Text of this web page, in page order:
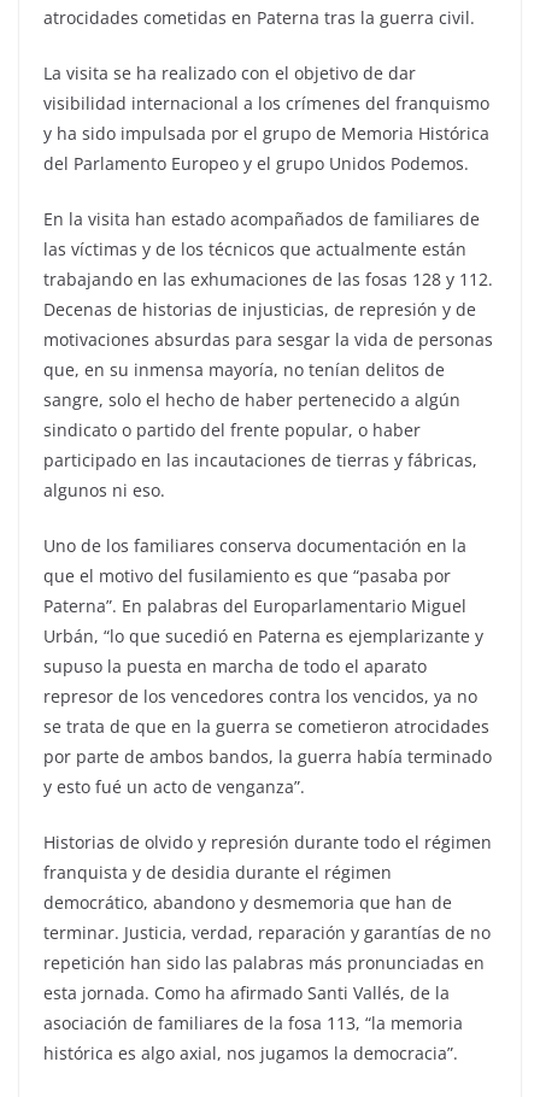
atrocidades cometidas en Paterna tras la guerra civil.
La visita se ha realizado con el objetivo de dar
visibilidad internacional a los crímenes del franquismo
y ha sido impulsada por el grupo de Memoria Histórica
del Parlamento Europeo y el grupo Unidos Podemos.
En la visita han estado acompañados de familiares de
las víctimas y de los técnicos que actualmente están
trabajando en las exhumaciones de las fosas 128 y 112.
Decenas de historias de injusticias, de represión y de
motivaciones absurdas para sesgar la vida de personas
que, en su inmensa mayoría, no tenían delitos de
sangre, solo el hecho de haber pertenecido a algún
sindicato o partido del frente popular, o haber
participado en las incautaciones de tierras y fábricas,
algunos ni eso.
Uno de los familiares conserva documentación en la
que el motivo del fusilamiento es que “pasaba por
Paterna”. En palabras del Europarlamentario Miguel
Urbán, “lo que sucedió en Paterna es ejemplarizante y
supuso la puesta en marcha de todo el aparato
represor de los vencedores contra los vencidos, ya no
se trata de que en la guerra se cometieron atrocidades
por parte de ambos bandos, la guerra había terminado
y esto fué un acto de venganza”.
Historias de olvido y represión durante todo el régimen
franquista y de desidia durante el régimen
democrático, abandono y desmemoria que han de
terminar. Justicia, verdad, reparación y garantías de no
repetición han sido las palabras más pronunciadas en
esta jornada. Como ha afirmado Santi Vallés, de la
asociación de familiares de la fosa 113, “la memoria
histórica es algo axial, nos jugamos la democracia”.